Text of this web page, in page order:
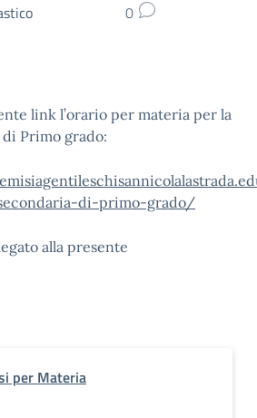
0
link l’orario per materia per la
Primo grado:
di-primo-grado/
alla presente
per Materia